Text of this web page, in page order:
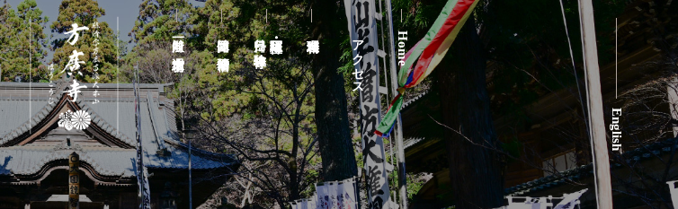
一般向け 週末宿坊 団体向け 宿泊研修 日帰り禅寺体験 アクセス Home
English